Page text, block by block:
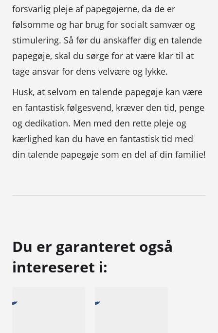
forsvarlig pleje af papegøjerne, da de er
følsomme og har brug for socialt samvær og
stimulering. Så før du anskaffer dig en talende
papegøje, skal du sørge for at være klar til at
tage ansvar for dens velvære og lykke.
Husk, at selvom en talende papegøje kan være
en fantastisk følgesvend, kræver den tid, penge
og dedikation. Men med den rette pleje og
kærlighed kan du have en fantastisk tid med
din talende papegøje som en del af din familie!
Du er garanteret også
intereseret i: